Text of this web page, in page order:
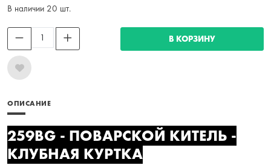
В наличии 20 шт.
В КОРЗИНУ
ОПИСАНИЕ
259BG - ПОВАРСКОЙ КИТЕЛЬ -
КЛУБНАЯ КУРТКА